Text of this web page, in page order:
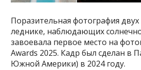
Поразительная фотография
леднике, наблюдающих
завоевала первое место на
Awards 2025. Кадр был сделан в
Южной Америки) в 2024 году.